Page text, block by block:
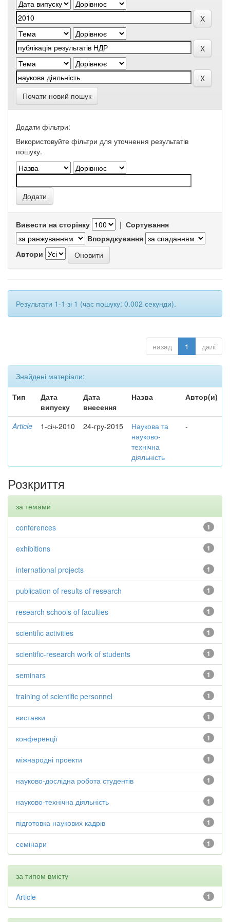
Почати новий пошук
Додати фільтри:
Використовуйте фільтри для уточнення результатів
пошуку.
Вивести на сторінку | Сортування
Впорядкування
Автори
Результати 1-1 зі 1 (час пошуку: 0.002 секунди).
назад 1 далі
Знайдені матеріали:
Тип
Дата
випуску
Дата
внесення
Назва Автор(и)
Article 1-січ-2010 24-гру-2015
Наукова та
науково-
технічна
діяльність
-
Розкриття
за темами
1
conferences
1
exhibitions
1
international projects
1
publication of results of research
1
research schools of faculties
1
scientific activities
1
scientific-research work of students
1
seminars
1
training of scientific personnel
1
виставки
1
конференції
1
міжнародні проекти
1
науково-дослідна робота студентів
1
науково-технічна діяльність
1
підготовка наукових кадрів
1
семінари
за типом вмісту
1
Article